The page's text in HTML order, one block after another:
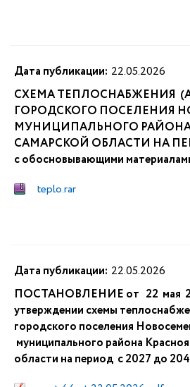
Дата публикации: 22.05.2026
СХЕМА ТЕПЛОСНАБЖЕНИЯ
ГОРОДСКОГО ПОСЕЛЕНИЯ
МУНИЦИПАЛЬНОГО
САМАРСКОЙ ОБЛАСТИ НА
с обосновывающими
teplo.rar
Дата публикации: 22.05.2026
ПОСТАНОВЛЕНИЕ от 22 мая
утверждении схемы
городского поселения
муниципального района
области на период с 2027 до